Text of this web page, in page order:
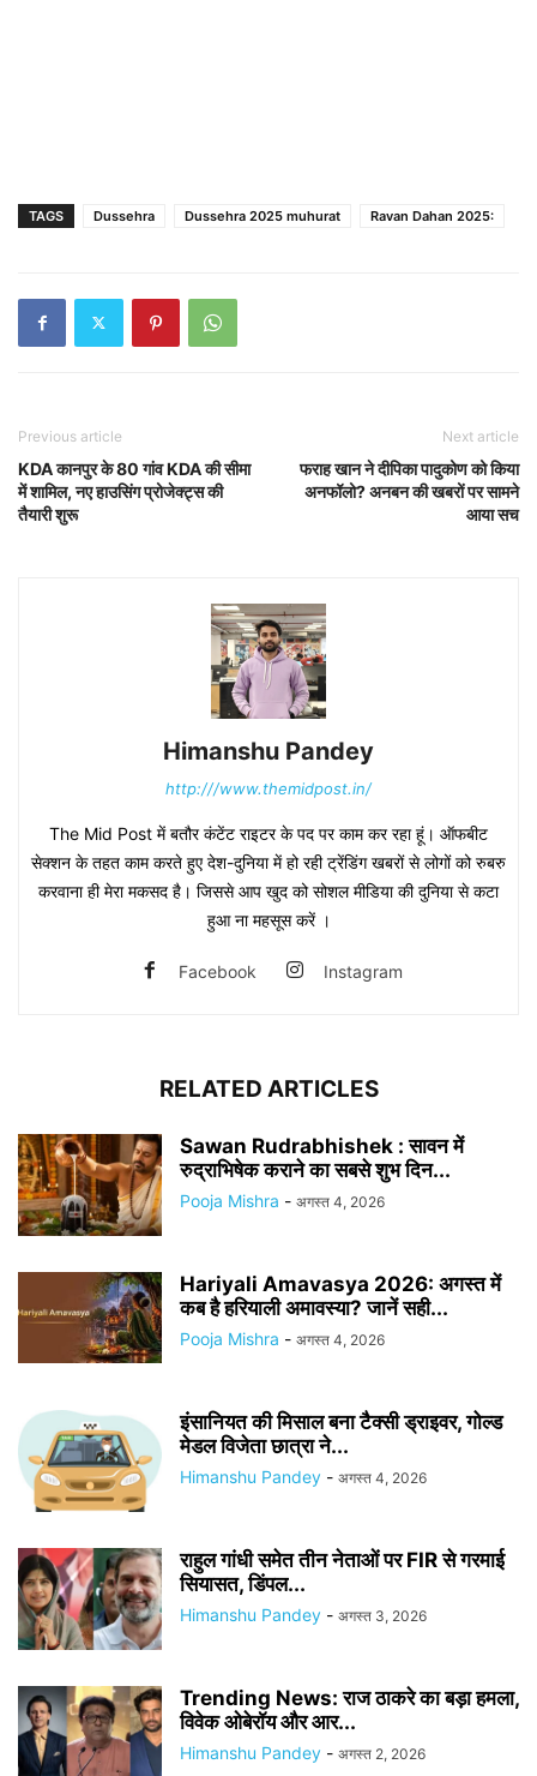
TAGS Dussehra Dussehra 2025 muhurat Ravan Dahan 2025:
Previous article
KDA कानपुर के 80 गांव KDA की सीमा
में शामिल, नए हाउसिंग प्रोजेक्ट्स की
तैयारी शुरू
Next article
फराह खान ने दीपिका पादुकोण को किया
अनफॉलो? अनबन की खबरों पर सामने
आया सच
Himanshu Pandey
http:///www.themidpost.in/
The Mid Post में बतौर कंटेंट राइटर के पद पर काम कर रहा हूं। ऑफबीट
सेक्शन के तहत काम करते हुए देश-दुनिया में हो रही ट्रेंडिंग खबरों से लोगों को रुबरु
करवाना ही मेरा मकसद है। जिससे आप खुद को सोशल मीडिया की दुनिया से कटा
हुआ ना महसूस करें ।
Facebook Instagram
RELATED ARTICLES
Sawan Rudrabhishek : सावन में
रुद्राभिषेक कराने का सबसे शुभ दिन...
Pooja Mishra - अगस्त 4, 2026
Hariyali Amavasya 2026: अगस्त में
कब है हरियाली अमावस्या? जानें सही...
Pooja Mishra - अगस्त 4, 2026
इंसानियत की मिसाल बना टैक्सी ड्राइवर, गोल्ड
मेडल विजेता छात्रा ने...
Himanshu Pandey - अगस्त 4, 2026
राहुल गांधी समेत तीन नेताओं पर FIR से गरमाई
सियासत, डिंपल...
Himanshu Pandey - अगस्त 3, 2026
Trending News: राज ठाकरे का बड़ा हमला,
विवेक ओबेरॉय और आर...
Himanshu Pandey - अगस्त 2, 2026